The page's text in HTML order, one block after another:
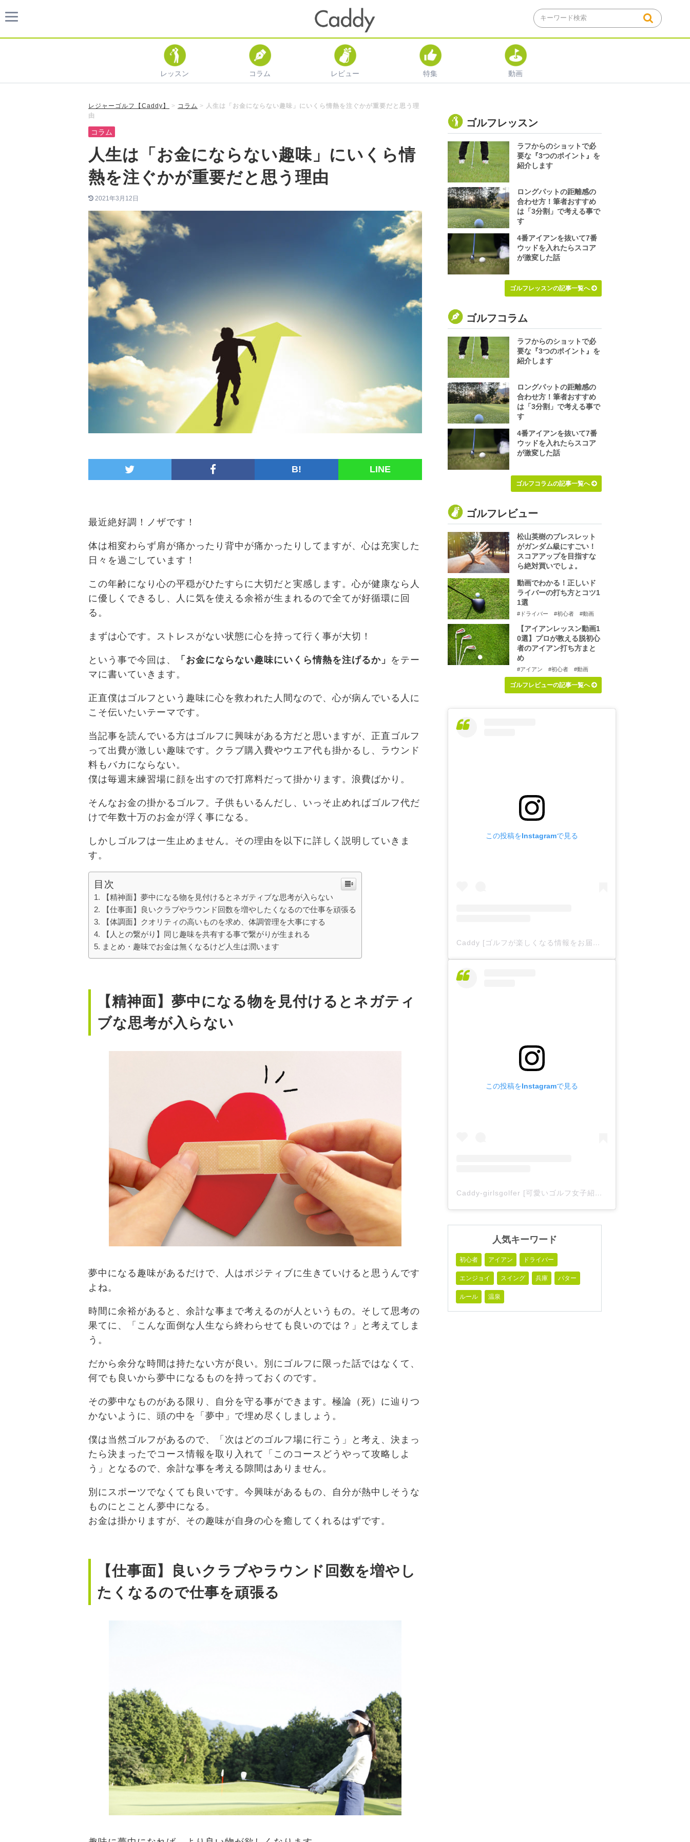
レッスン コラム レビュー 特集 動画
レジャーゴルフ【Caddy】 > コラム > 人生は「お金にならない趣味」にいくら情熱を注ぐかが重要だと思う理
由
コラム
人生は「お金にならない趣味」にいくら情
熱を注ぐかが重要だと思う理由
2021年3月12日
B! LINE
最近絶好調！ノザです！
体は相変わらず肩が痛かったり背中が痛かったりしてますが、心は充実した
日々を過ごしています！
この年齢になり心の平穏がひたすらに大切だと実感します。心が健康なら人
に優しくできるし、人に気を使える余裕が生まれるので全てが好循環に回
る。
まずは心です。ストレスがない状態に心を持って行く事が大切！
という事で今回は、 「お金にならない趣味にいくら情熱を注げるか」 をテー
マに書いていきます。
正直僕はゴルフという趣味に心を救われた人間なので、心が病んでいる人に
こそ伝いたいテーマです。
当記事を読んでいる方はゴルフに興味がある方だと思いますが、正直ゴルフ
って出費が激しい趣味です。クラブ購入費やウエア代も掛かるし、ラウンド
料もバカにならない。
僕は毎週末練習場に顔を出すので打席料だって掛かります。浪費ばかり。
そんなお金の掛かるゴルフ。子供もいるんだし、いっそ止めればゴルフ代だ
けで年数十万のお金が浮く事になる。
しかしゴルフは一生止めません。その理由を以下に詳しく説明していきま
す。
目次
【精神面】夢中になる物を見付けるとネガティブな思考が入らない
【仕事面】良いクラブやラウンド回数を増やしたくなるので仕事を頑張る
【体調面】クオリティの高いものを求め、体調管理を大事にする
【人との繋がり】同じ趣味を共有する事で繋がりが生まれる
まとめ・趣味でお金は無くなるけど人生は潤います
【精神面】夢中になる物を見付けるとネガティ
ブな思考が入らない
夢中になる趣味があるだけで、人はポジティブに生きていけると思うんです
よね。
時間に余裕があると、余計な事まで考えるのが人というもの。そして思考の
果てに、「こんな面倒な人生なら終わらせても良いのでは？」と考えてしま
う。
だから余分な時間は持たない方が良い。別にゴルフに限った話ではなくて、
何でも良いから夢中になるものを持っておくのです。
その夢中なものがある限り、自分を守る事ができます。極論（死）に辿りつ
かないように、頭の中を「夢中」で埋め尽くしましょう。
僕は当然ゴルフがあるので、「次はどのゴルフ場に行こう」と考え、決まっ
たら決まったでコース情報を取り入れて「このコースどうやって攻略しよ
う」となるので、余計な事を考える隙間はありません。
別にスポーツでなくても良いです。今興味があるもの、自分が熱中しそうな
ものにとことん夢中になる。
お金は掛かりますが、その趣味が自身の心を癒してくれるはずです。
【仕事面】良いクラブやラウンド回数を増やし
たくなるので仕事を頑張る
ゴルフレッスン
ラフからのショットで必
要な『3つのポイント』を
紹介します
ロングパットの距離感の
合わせ方！筆者おすすめ
は「3分割」で考える事で
す
4番アイアンを抜いて7番
ウッドを入れたらスコア
が激変した話
ゴルフレッスンの記事一覧へ
ゴルフコラム
ラフからのショットで必
要な『3つのポイント』を
紹介します
ロングパットの距離感の
合わせ方！筆者おすすめ
は「3分割」で考える事で
す
4番アイアンを抜いて7番
ウッドを入れたらスコア
が激変した話
ゴルフコラムの記事一覧へ
ゴルフレビュー
松山英樹のブレスレット
がガンダム級にすごい！
スコアアップを目指すな
ら絶対買いでしょ。
動画でわかる！正しいド
ライバーの打ち方とコツ1
1選
#ドライバー #初心者 #動画
【アイアンレッスン動画1
0選】プロが教える脱初心
者のアイアン打ち方まと
め
#アイアン #初心者 #動画
ゴルフレビューの記事一覧へ
この投稿をInstagramで見る
Caddy [ゴルフが楽しくなる情報をお届け
この投稿をInstagramで見る
Caddy-girlsgolfer [可愛いゴルフ女子紹介](@caddy_girlsgolfer)がシェアした投稿
人気キーワード
初心者 アイアン ドライバー
エンジョイ スイング 兵庫 パター
ルール 温泉